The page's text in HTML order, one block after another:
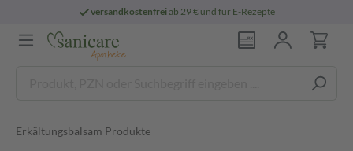
versandkostenfreiab 29 € und für E-Rezepte
Erkältungsbalsam Produkte